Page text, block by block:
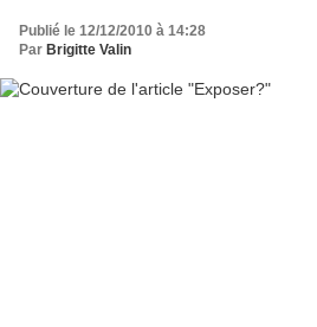
Publié le 12/12/2010 à 14:28
Par Brigitte Valin